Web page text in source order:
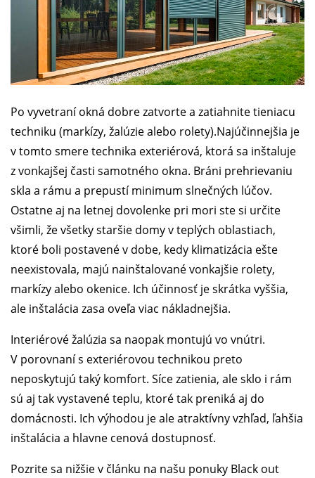
Po vyvetraní okná dobre zatvorte a zatiahnite tieniacu
techniku (markízy, žalúzie alebo rolety).Najúčinnejšia je
v tomto smere technika exteriérová, ktorá sa inštaluje
z vonkajšej časti samotného okna. Bráni prehrievaniu
skla a rámu a prepustí minimum slnečných lúčov.
Ostatne aj na letnej dovolenke pri mori ste si určite
všimli, že všetky staršie domy v teplých oblastiach,
ktoré boli postavené v dobe, kedy klimatizácia ešte
neexistovala, majú nainštalované vonkajšie rolety,
markízy alebo okenice. Ich účinnosť je skrátka vyššia,
ale inštalácia zasa oveľa viac nákladnejšia.
Interiérové žalúzia sa naopak montujú vo vnútri.
V porovnaní s exteriérovou technikou preto
neposkytujú taký komfort. Síce zatienia, ale sklo i rám
sú aj tak vystavené teplu, ktoré tak preniká aj do
domácnosti. Ich výhodou je ale atraktívny vzhľad, ľahšia
inštalácia a hlavne cenová dostupnosť.
Pozrite sa nižšie v článku na našu ponuky Black out